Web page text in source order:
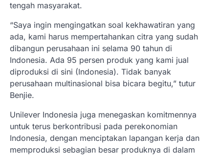
tengah masyarakat.
“Saya ingin mengingatkan soal kekhawatiran yang
ada, kami harus mempertahankan citra yang sudah
dibangun perusahaan ini selama 90 tahun di
Indonesia. Ada 95 persen produk yang kami jual
diproduksi di sini (Indonesia). Tidak banyak
perusahaan multinasional bisa bicara begitu,” tutur
Benjie.
Unilever Indonesia juga menegaskan komitmennya
untuk terus berkontribusi pada perekonomian
Indonesia, dengan menciptakan lapangan kerja dan
memproduksi sebagian besar produknya di dalam